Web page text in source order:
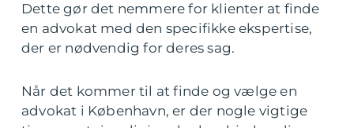
Dette gør det nemmere for klienter at finde
en advokat med den specifikke ekspertise,
der er nødvendig for deres sag.
Når det kommer til at finde og vælge en
advokat i København, er der nogle vigtige